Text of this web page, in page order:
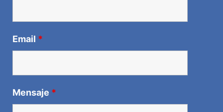
Email *
Mensaje *